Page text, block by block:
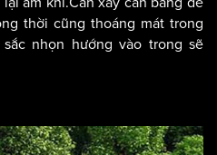
thời cũng thoáng mát trong
nhọn hướng vào trong sẽ